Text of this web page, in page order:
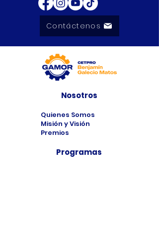
Contáctenos
Nosotros
Quienes Somos
Misión y Visión
Premios
Programas